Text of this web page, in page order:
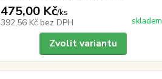
475,00 Kč/ks
392,56 Kč bez DPH skladem
Zvolit variantu